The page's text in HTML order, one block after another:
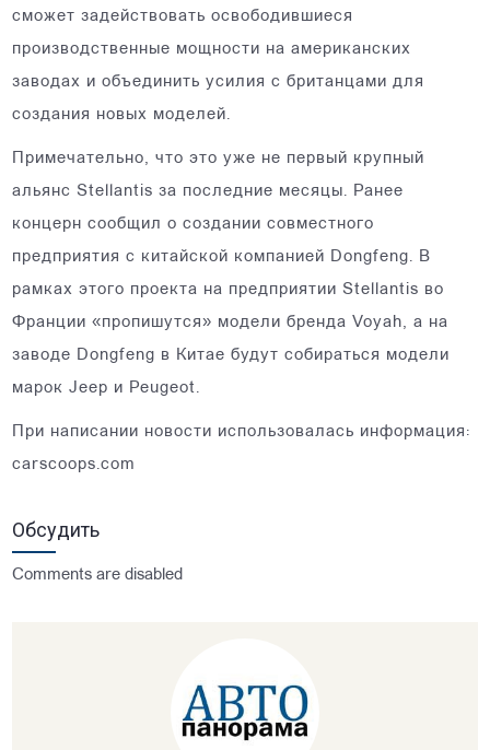
сможет задействовать освободившиеся
производственные мощности на американских
заводах и объединить усилия с британцами для
создания новых моделей.
Примечательно, что это уже не первый крупный
альянс Stellantis за последние месяцы. Ранее
концерн сообщил о создании совместного
предприятия с китайской компанией Dongfeng. В
рамках этого проекта на предприятии Stellantis во
Франции «пропишутся» модели бренда Voyah, а на
заводе Dongfeng в Китае будут собираться модели
марок Jeep и Peugeot.
При написании новости использовалась информация:
carscoops.com
Обсудить
Comments are disabled